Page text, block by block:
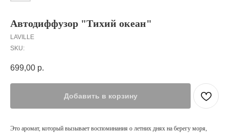
Автодиффузор "Тихий океан"
LAVILLE
SKU:
699,00 р.
Добавить в корзину
Это аромат, который вызывает воспоминания о летних днях на берегу моря,